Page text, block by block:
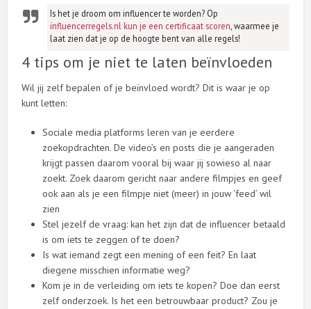
Is het je droom om influencer te worden? Op
influencerregels.nl kun je een certificaat scoren , waarmee je
laat zien dat je op de hoogte bent van alle regels!
4 tips om je niet te laten beïnvloeden
Wil jij zelf bepalen of je beïnvloed wordt? Dit is waar je op
kunt letten:
Sociale media platforms leren van je eerdere
zoekopdrachten. De video’s en posts die je aangeraden
krijgt passen daarom vooral bij waar jij sowieso al naar
zoekt. Zoek daarom gericht naar andere filmpjes en geef
ook aan als je een filmpje niet (meer) in jouw ‘feed’ wil
zien
Stel jezelf de vraag: kan het zijn dat de influencer betaald
is om iets te zeggen of te doen?
Is wat iemand zegt een mening of een feit? En laat
diegene misschien informatie weg?
Kom je in de verleiding om iets te kopen? Doe dan eerst
zelf onderzoek. Is het een betrouwbaar product? Zou je